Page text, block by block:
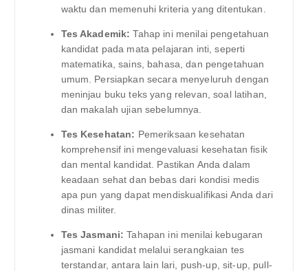
waktu dan memenuhi kriteria yang ditentukan.
Tes Akademik: Tahap ini menilai pengetahuan
kandidat pada mata pelajaran inti, seperti
matematika, sains, bahasa, dan pengetahuan
umum. Persiapkan secara menyeluruh dengan
meninjau buku teks yang relevan, soal latihan,
dan makalah ujian sebelumnya.
Tes Kesehatan: Pemeriksaan kesehatan
komprehensif ini mengevaluasi kesehatan fisik
dan mental kandidat. Pastikan Anda dalam
keadaan sehat dan bebas dari kondisi medis
apa pun yang dapat mendiskualifikasi Anda dari
dinas militer.
Tes Jasmani: Tahapan ini menilai kebugaran
jasmani kandidat melalui serangkaian tes
terstandar, antara lain lari, push-up, sit-up, pull-